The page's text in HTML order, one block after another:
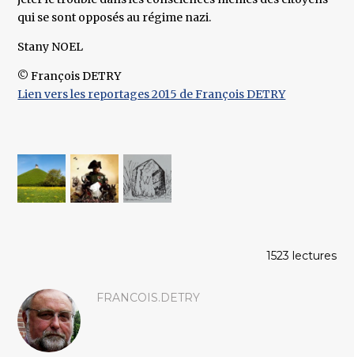
qui se sont opposés au régime nazi.
Stany NOEL
© François DETRY
Lien vers les reportages 2015 de François DETRY
1523 lectures
FRANCOIS.DETRY